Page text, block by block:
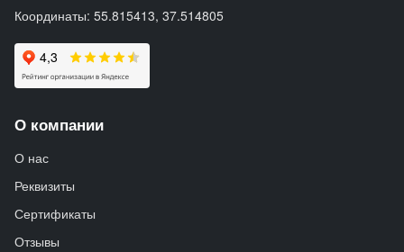
Координаты: 55.815413, 37.514805
О компании
О нас
Реквизиты
Сертификаты
Отзывы